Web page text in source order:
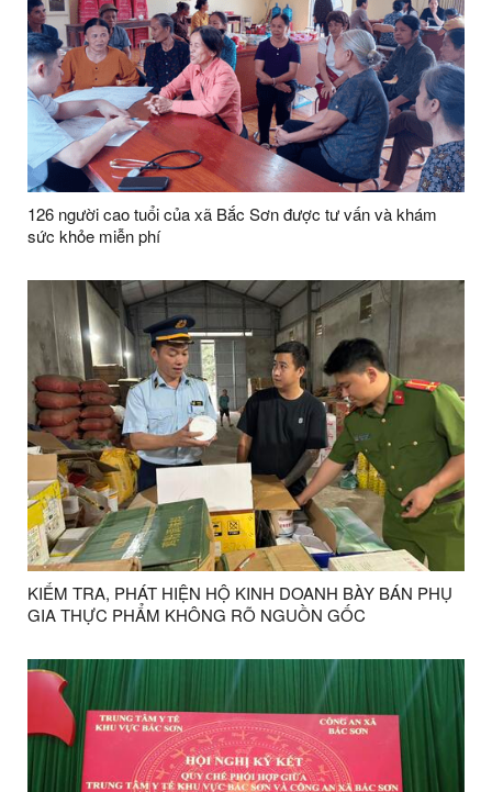
126 người cao tuổi của xã Bắc Sơn được tư vấn và khám
sức khỏe miễn phí
KIỂM TRA, PHÁT HIỆN HỘ KINH DOANH BÀY BÁN PHỤ
GIA THỰC PHẨM KHÔNG RÕ NGUỒN GỐC